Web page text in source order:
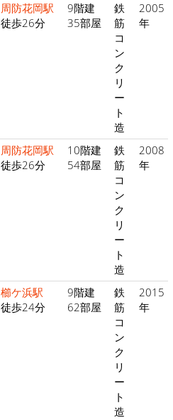
周防花岡駅
徒歩26分
9階建
35部屋
鉄
筋
コ
ン
ク
リ
ー
ト
造
2005
年
周防花岡駅
徒歩26分
10階建
54部屋
鉄
筋
コ
ン
ク
リ
ー
ト
造
2008
年
櫛ケ浜駅
徒歩24分
9階建
62部屋
鉄
筋
コ
ン
ク
リ
ー
ト
造
2015
年